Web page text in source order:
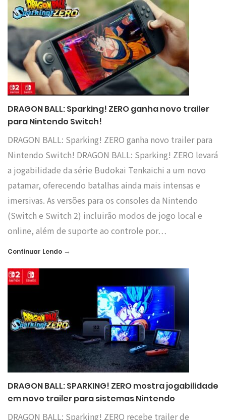
DRAGON BALL: Sparking! ZERO ganha novo trailer
para Nintendo Switch!
DRAGON BALL: Sparking! ZERO ganha novo trailer para
Nintendo Switch! DRAGON BALL: Sparking! ZERO levará
a jogabilidade da série Budokai Tenkaichi a um novo
patamar, oferecendo batalhas ainda mais intensas e
imersivas. As versões para os consoles da Nintendo
(Switch e Switch 2) incluirão modos de jogo local e
online, além de suporte ao controle por…
Continuar Lendo →
DRAGON BALL: SPARKING! ZERO mostra jogabilidade
em novo trailer para sistemas Nintendo
DRAGON BALL: Sparking! ZERO recebe trailer de